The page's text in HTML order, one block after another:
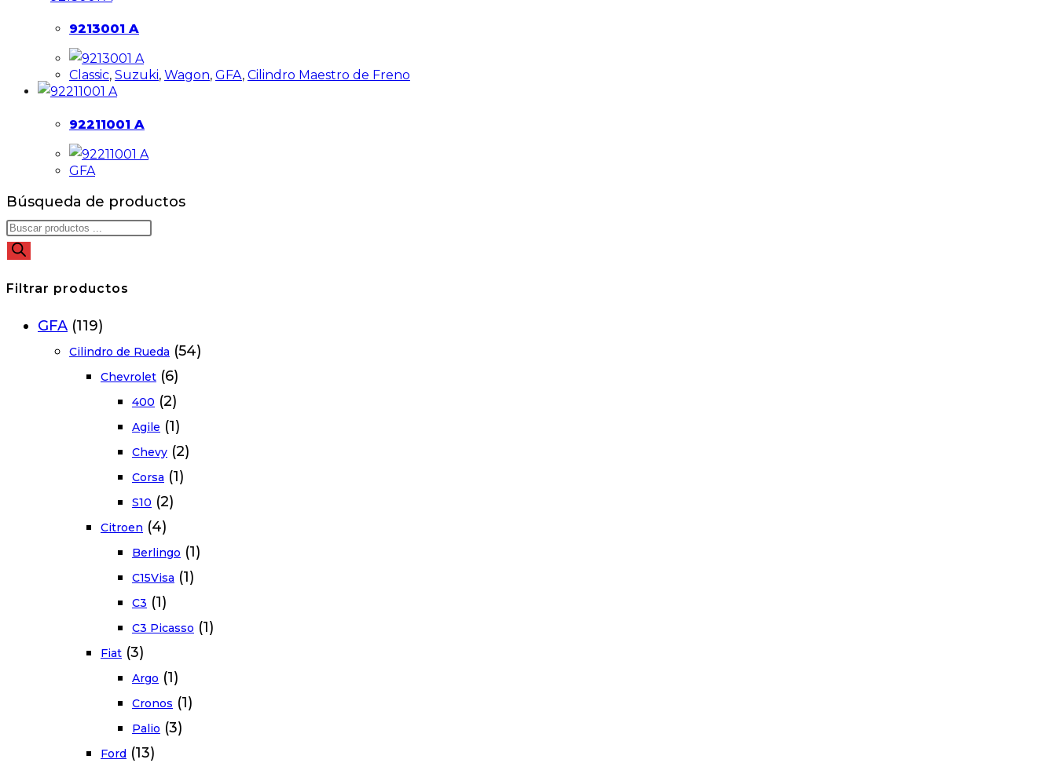
9213001 A
Classic, Suzuki, Wagon, GFA, Cilindro Maestro de Freno
92211001 A
GFA
Búsqueda de productos
Filtrar productos
GFA (119)
Cilindro de Rueda (54)
Chevrolet (6)
400 (2)
Agile (1)
Chevy (2)
Corsa (1)
S10 (2)
Citroen (4)
Berlingo (1)
C15Visa (1)
C3 (1)
C3 Picasso (1)
Fiat (3)
Argo (1)
Cronos (1)
Palio (3)
Ford (13)